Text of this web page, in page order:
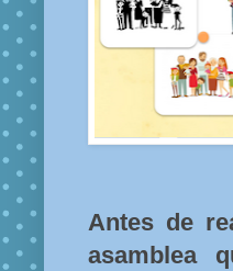
Antes de
asamblea